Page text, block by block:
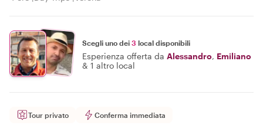
Scegli uno dei 3 local disponibili
Esperienza offerta da Alessandro, Emiliano
& 1 altro local
Tour privato Conferma immediata